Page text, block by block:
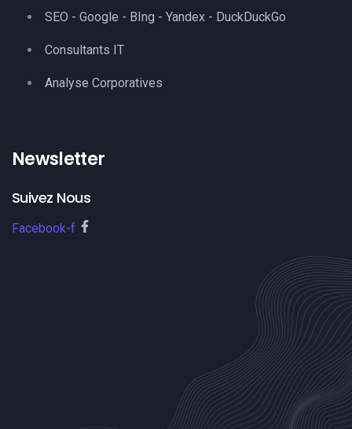
SEO - Google - BIng - Yandex - DuckDuckGo
Consultants IT
Analyse Corporatives
Newsletter
Suivez Nous
Facebook-f